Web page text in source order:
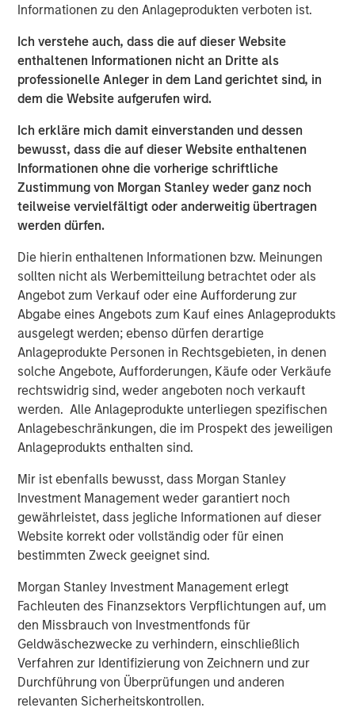
Informationen zu den Anlageprodukten verboten ist.
Ich verstehe auch, dass die auf dieser Website
enthaltenen Informationen nicht an Dritte als
professionelle Anleger in dem Land gerichtet sind, in
dem die Website aufgerufen wird.
Ich erkläre mich damit einverstanden und dessen
bewusst, dass die auf dieser Website enthaltenen
Informationen ohne die vorherige schriftliche
Zustimmung von Morgan Stanley weder ganz noch
teilweise vervielfältigt oder anderweitig übertragen
werden dürfen.
Die hierin enthaltenen Informationen bzw. Meinungen
sollten nicht als Werbemitteilung betrachtet oder als
Angebot zum Verkauf oder eine Aufforderung zur
Abgabe eines Angebots zum Kauf eines Anlageprodukts
ausgelegt werden; ebenso dürfen derartige
Anlageprodukte Personen in Rechtsgebieten, in denen
solche Angebote, Aufforderungen, Käufe oder Verkäufe
rechtswidrig sind, weder angeboten noch verkauft
werden. Alle Anlageprodukte unterliegen spezifischen
Anlagebeschränkungen, die im Prospekt des jeweiligen
Anlageprodukts enthalten sind.
Mir ist ebenfalls bewusst, dass Morgan Stanley
Investment Management weder garantiert noch
gewährleistet, dass jegliche Informationen auf dieser
Website korrekt oder vollständig oder für einen
bestimmten Zweck geeignet sind.
Morgan Stanley Investment Management erlegt
Fachleuten des Finanzsektors Verpflichtungen auf, um
den Missbrauch von Investmentfonds für
Geldwäschezwecke zu verhindern, einschließlich
Verfahren zur Identifizierung von Zeichnern und zur
Durchführung von Überprüfungen und anderen
relevanten Sicherheitskontrollen.
QUARTERLY
Private Markets Perspectives Q2 Webinar
QUARTERLY
Private Markets Perspectives Q1 Webinar
VIDEO
Introducing the Morgan Stanley Private
Markets ELTIF
The Authors
Steven Turner, CFA
Michael P. Carroll
Managing Director
Vorgestellte Einblicke